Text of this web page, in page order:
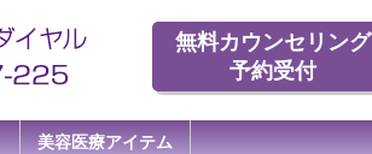
無料カウンセリング
予約受付
美容医療アイテム